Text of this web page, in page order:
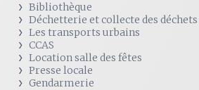
Bibliothèque
Déchetterie et collecte des déchets
Les transports urbains
CCAS
Location salle des fêtes
Presse locale
Gendarmerie